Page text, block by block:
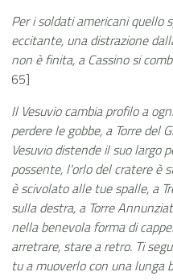
Per i soldati americani quello
eccitante, una distrazione
non è finita, a Cassino si
65]
Il Vesuvio cambia profilo a
perdere le gobbe, a Torre del
Vesuvio distende il suo largo
possente, l'orlo del cratere è
è scivolato alle tue spalle, a
sulla destra, a Torre
nella benevola forma di
arretrare, stare a retro. Ti
tu a muoverlo con una lunga